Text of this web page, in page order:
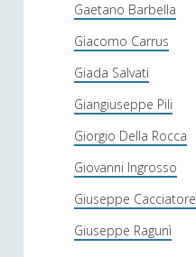
Gaetano Barbella
Giacomo Carrus
Giada Salvati
Giangiuseppe Pili
Giorgio Della Rocca
Giovanni Ingrosso
Giuseppe Cacciatore
Giuseppe Ragunì